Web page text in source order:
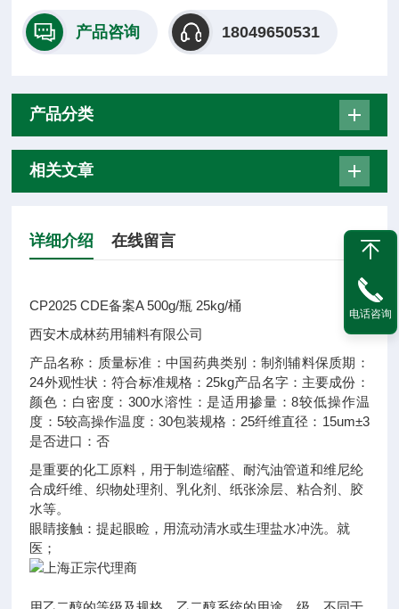
产品咨询 18049650531
产品分类
相关文章
详细介绍 在线留言
CP2025 CDE备案A 500g/瓶 25kg/桶
西安木成林药用辅料有限公司
产品名称： 质量标准： 中国药典类别： 制剂辅料保质期：
24外观性状：符合标准规格： 25kg产品名字： 主要成份：
颜色： 白 密度：300水溶性： 是适用掺量：8较低操作温
度： 5较高操作温度： 30包装规格： 25纤维直径： 15um±3
是否进口：否
是重要的化工原料，用于制造缩醛、耐汽油管道和维尼纶
合成纤维、织物处理剂、乳化剂、纸张涂层、粘合剂、胶
水等。
眼睛接触：提起眼睑，用流动清水或生理盐水冲洗。就
医；
电话咨询